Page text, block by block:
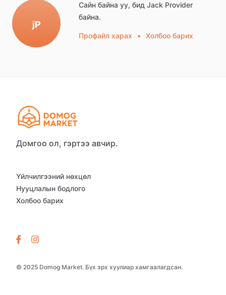
jP
Сайн байна уу, бид Jack Provider
байна.
Профайл харах • Холбоо барих
Домгоо ол, гэртээ авчир.
© 2025 Domog Market. Бүх эрх хуулиар хамгаалагдсан.
Үйлчилгээний нөхцөл
Нууцлалын бодлого
Холбоо барих